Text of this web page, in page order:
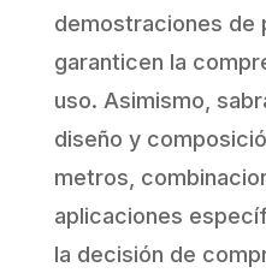
demostraciones de
garanticen la
uso. Asimismo,
diseño y
metros,
aplicaciones
la decisión de